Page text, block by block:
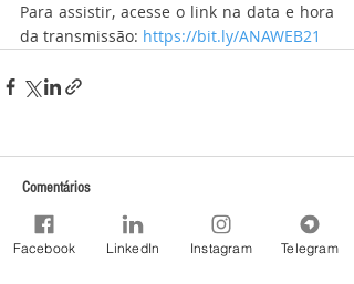
Para assistir, acesse o link na data e hora
da transmissão: https://bit.ly/ANAWEB21
Comentários
Facebook LinkedIn Instagram Telegram